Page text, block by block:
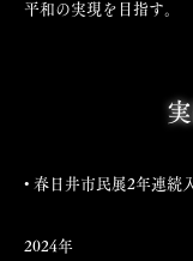
平和の実現を目指す。
• 春日井市民展2年連続
2024年